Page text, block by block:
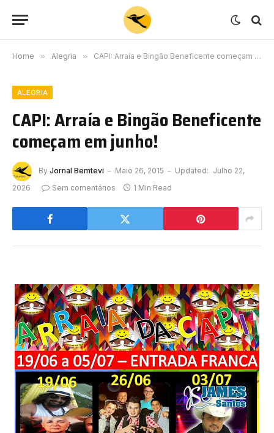
Home » Alegria » CAPI: Arraía e Bingão Beneficente começam em junho!
ALEGRIA
CAPI: Arraía e Bingão Beneficente
começam em junho!
By Jornal Bemtevi Maio 26, 2015 Updated: Julho 22,
2026
Sem comentários 1 Min Read